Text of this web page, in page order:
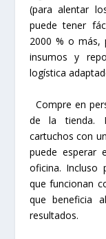
(para alentar
puede tener
2000 % o más,
insumos y
logística
Compre en
de la tienda.
cartuchos con
puede esperar
oficina. Incluso
que funcionan
que beneficia
resultados.